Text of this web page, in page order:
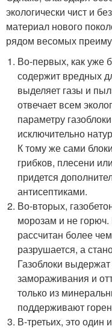
экологически чист и
материал нового
рядом весомых
Во-первых, как уже
содержит вредных
выделяет газы и
отвечает всем
параметру
исключительно
К тому же сами
грибков, плесени
придется
антисептиками.
Во-вторых,
морозам и не горюч.
рассчитан более
разрушается, а
Газоблоки
замораживания и
только из
поддерживают
В-третьих, это